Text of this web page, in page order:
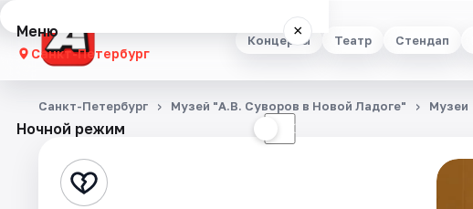
Концерты Театр Стендап
Меню ×
Санкт-Петербург
Концерты
Стендап
Ночной режим ☾
Санкт-Петербург Музей "А.В. Суворов в Новой Ладоге" Музеи